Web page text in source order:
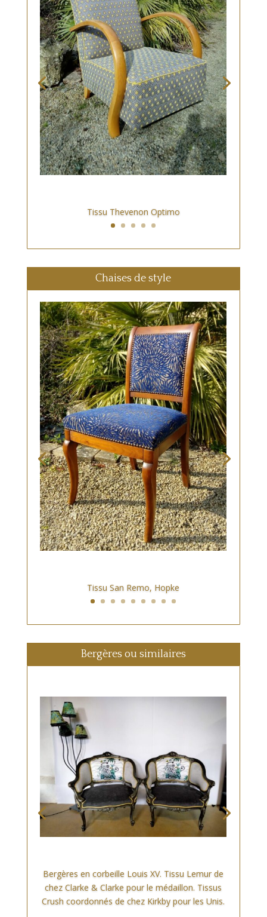
Tissu Thevenon Optimo
Chaises de style
Tissu San Remo, Hopke
Bergères ou similaires
Bergères en corbeille Louis XV. Tissu Lemur de
chez Clarke & Clarke pour le médaillon. Tissus
Crush coordonnés de chez Kirkby pour les Unis.